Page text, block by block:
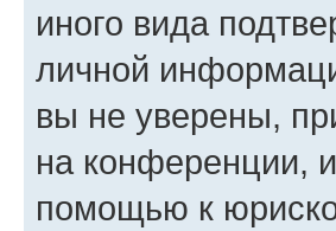
иного вида
личной
вы не уверены,
на конференции,
помощью к